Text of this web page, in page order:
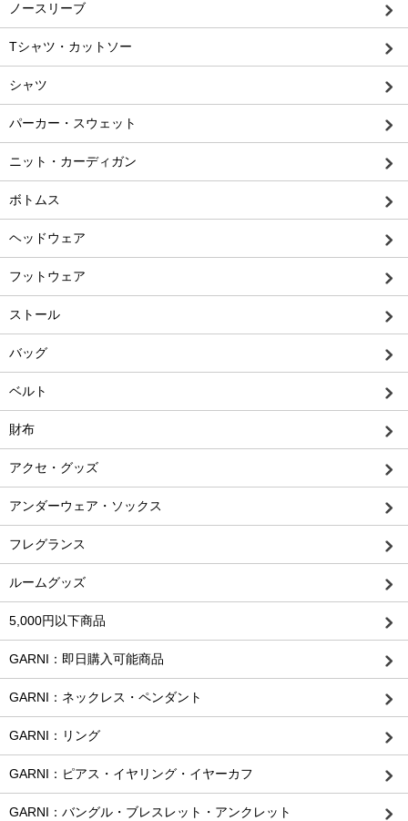
ノースリーブ
Tシャツ・カットソー
シャツ
パーカー・スウェット
ニット・カーディガン
ボトムス
ヘッドウェア
フットウェア
ストール
バッグ
ベルト
財布
アクセ・グッズ
アンダーウェア・ソックス
フレグランス
ルームグッズ
5,000円以下商品
GARNI：即日購入可能商品
GARNI：ネックレス・ペンダント
GARNI：リング
GARNI：ピアス・イヤリング・イヤーカフ
GARNI：バングル・ブレスレット・アンクレット